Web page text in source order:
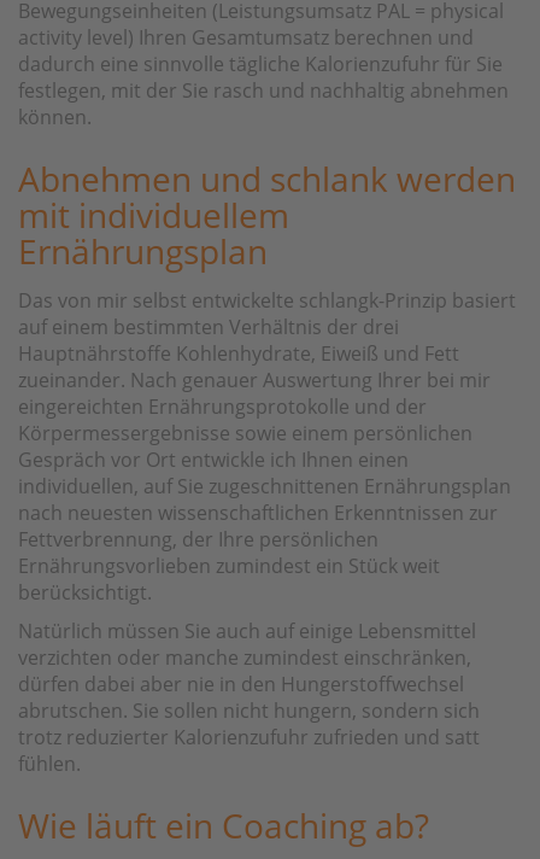
Bewegungseinheiten (Leistungsumsatz PAL = physical
activity level) Ihren Gesamtumsatz berechnen und
dadurch eine sinnvolle tägliche Kalorienzufuhr für Sie
festlegen, mit der Sie rasch und nachhaltig abnehmen
können.
Abnehmen und schlank werden
mit individuellem
Ernährungsplan
Das von mir selbst entwickelte schlangk-Prinzip basiert
auf einem bestimmten Verhältnis der drei
Hauptnährstoffe Kohlenhydrate, Eiweiß und Fett
zueinander. Nach genauer Auswertung Ihrer bei mir
eingereichten Ernährungsprotokolle und der
Körpermessergebnisse sowie einem persönlichen
Gespräch vor Ort entwickle ich Ihnen einen
individuellen, auf Sie zugeschnittenen Ernährungsplan
nach neuesten wissenschaftlichen Erkenntnissen zur
Fettverbrennung, der Ihre persönlichen
Ernährungsvorlieben zumindest ein Stück weit
berücksichtigt.
Natürlich müssen Sie auch auf einige Lebensmittel
verzichten oder manche zumindest einschränken,
dürfen dabei aber nie in den Hungerstoffwechsel
abrutschen. Sie sollen nicht hungern, sondern sich
trotz reduzierter Kalorienzufuhr zufrieden und satt
fühlen.
Wie läuft ein Coaching ab?